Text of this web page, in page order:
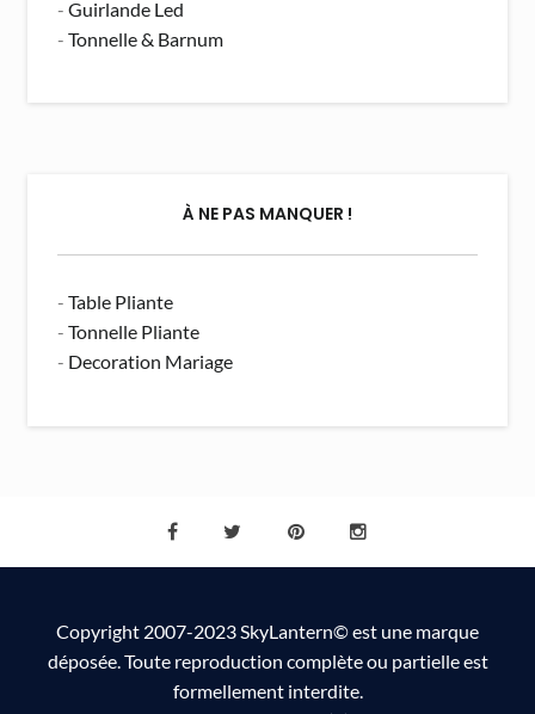
-Guirlande Led
-Tonnelle & Barnum
À NE PAS MANQUER !
-Table Pliante
-Tonnelle Pliante
- Decoration Mariage
Copyright 2007-2023 SkyLantern© est une marque
déposée. Toute reproduction complète ou partielle est
formellement interdite.